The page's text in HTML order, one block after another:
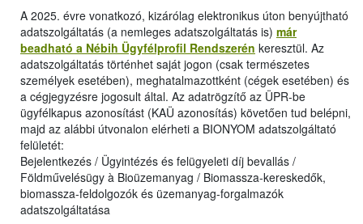
A 2025. évre vonatkozó, kizárólag elektronikus úton benyújtható
adatszolgáltatás (a nemleges adatszolgáltatás is) már
beadható a Nébih Ügyfélprofil Rendszerén keresztül. Az
adatszolgáltatás történhet saját jogon (csak természetes
személyek esetében), meghatalmazottként (cégek esetében) és
a cégjegyzésre jogosult által. Az adatrögzítő az ÜPR-be
ügyfélkapus azonosítást (KAÜ azonosítás) követően tud belépni,
majd az alábbi útvonalon elérheti a BIONYOM adatszolgáltató
felületét:
Bejelentkezés / Ügyintézés és felügyeleti díj bevallás /
Földművelésügy à Bioüzemanyag / Biomassza-kereskedők,
biomassza-feldolgozók és üzemanyag-forgalmazók
adatszolgáltatása